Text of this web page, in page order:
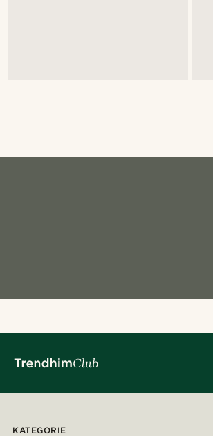
KATEGORIE